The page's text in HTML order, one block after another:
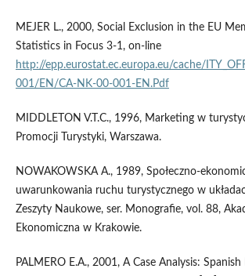
MEJER L., 2000, Social Exclusion in the EU
Statistics in Focus 3-1, on-line
http://epp.eurostat.ec.europa.eu/cache/
001/EN/CA-NK-00-001-EN.Pdf
MIDDLETON V.T.C., 1996, Marketing w
Promocji Turystyki, Warszawa.
NOWAKOWSKA A., 1989, Społeczno-
uwarunkowania ruchu turystycznego w
Zeszyty Naukowe, ser. Monografie, vol. 88,
Ekonomiczna w Krakowie.
PALMERO E.A., 2001, A Case Analysis: